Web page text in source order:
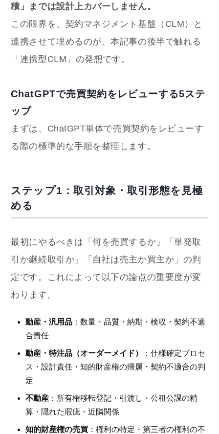
積」までは設計上カバーしません。
この限界を、契約マネジメント基盤（CLM）と
連携させて埋めるのが、本記事の後半で触れる
「連携型CLM」の発想です。
ChatGPTで売買契約をレビューする5ステ
ップ
まずは、ChatGPT単体で売買契約をレビューす
る際の標準的な手順を整理します。
ステップ1：取引対象・取引形態を見極
める
最初にやるべきは「何を売買するか」「単発取
引か継続取引か」「自社は売主か買主か」の判
定です。これによって以下の論点の重要度が変
わります。
動産・汎用品 ：数量・品質・納期・検収・契約不適
合責任
動産・特注品（オーダーメイド）
：仕様確定プロセ
ス・設計責任・知的財産権の帰属・契約不適合の判
定
不動産 ：所有権移転登記・引渡し・公租公課の精
算・隠れた瑕疵・近隣関係
知的財産権の売買 ：権利の特定・第三者の権利の不